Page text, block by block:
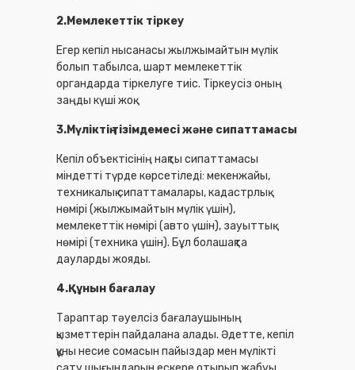
2.Мемлекеттік тіркеу
Егер кепіл нысанасы жылжымайтын мүлік
болып табылса, шарт мемлекеттік
органдарда тіркелуге тиіс. Тіркеусіз оның
заңды күші жоқ.
3.Мүліктің тізімдемесі және сипаттамасы
Кепіл объектісінің нақты сипаттамасы
міндетті түрде көрсетіледі: мекенжайы,
техникалық сипаттамалары, кадастрлық
нөмірі (жылжымайтын мүлік үшін),
мемлекеттік нөмірі (авто үшін), зауыттық
нөмірі (техника үшін). Бұл болашақта
дауларды жояды.
4.Құнын бағалау
Тараптар тәуелсіз бағалаушының
қызметтерін пайдалана алады. Әдетте, кепіл
құны несие сомасын пайыздар мен мүлікті